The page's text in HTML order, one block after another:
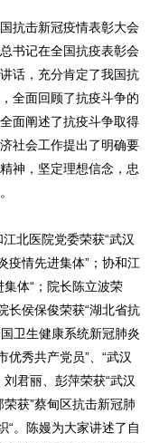
抗击新冠疫情表彰大会
书记在全国抗疫表彰会
话，充分肯定了我国抗
全面回顾了抗疫斗争的
面阐述了抗疫斗争取得
社会工作提出了明确要
神，坚定理想信念，忠
北医院党委荣获“武汉
疫情先进集体”；协和江
体“；院长陈立波荣
长侯保俊荣获“湖北省抗
卫生健康系统新冠肺炎
优秀共产党员”、“武汉
君丽、彭萍荣获“武汉
获”蔡甸区抗击新冠肺
“。陈嫚为大家讲述了自